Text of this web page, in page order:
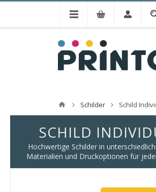
Schilder Schild
SCHILD
Hochwertige Schilder in
Materialien und Druckoptionen für